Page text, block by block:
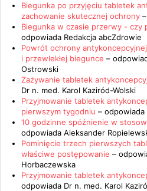
Biegunka po przyjęciu tabletek
zachowanie skutecznej ochrony
Biegunka w czasie przerwy - czy
odpowiada Redakcja abcZdrowie
Powrót ochrony
i przewlekłej biegunce –
Ostrowski
Zażywanie tabletek
Dr n. med. Karol Kaziród-Wolski
Przyjmowanie tabletek
pierwszym tygodniu – odpowiada
10 godzinne spóźnienie w
odpowiada Aleksander
Pominięcie trzech pierwszych
właściwe postępowanie –
Horbaczewska
Przyjmowanie tabletek
odpowiada Dr n. med. Karol